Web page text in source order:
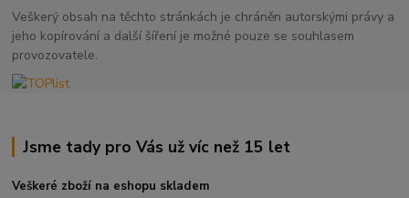
Veškerý obsah na těchto stránkách je chráněn autorskými právy a
jeho kopírování a další šíření je možné pouze se souhlasem
provozovatele.
Jsme tady pro Vás už víc než 15 let
Veškeré zboží na eshopu skladem